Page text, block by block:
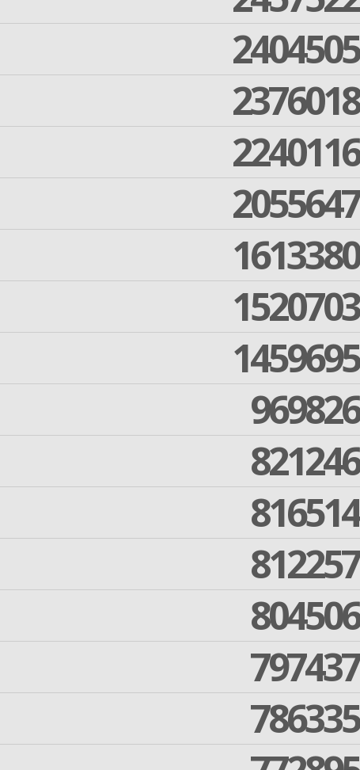
2404505
2376018
2240116
2055647
1613380
1520703
1459695
969826
821246
816514
812257
804506
797437
786335